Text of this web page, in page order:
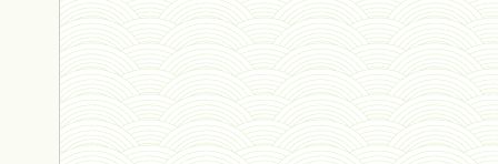
vivant 09 - 24 septembre 2024
humain 07 - 6 septembre 2024
évolution 08 - 20 août 2024